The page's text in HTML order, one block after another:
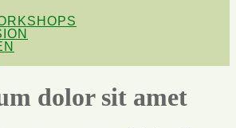
dolor sit amet